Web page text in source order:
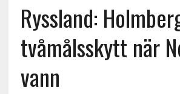
Ryssland:
tvåmålsskytt när
vann